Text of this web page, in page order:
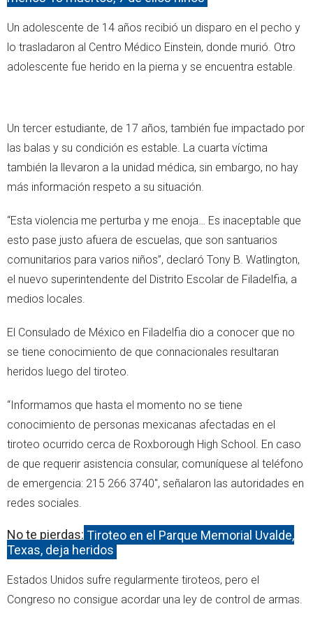
Un adolescente de 14 años recibió un disparo en el pecho y
lo trasladaron al Centro Médico Einstein, donde murió. Otro
adolescente fue herido en la pierna y se encuentra estable.
Un tercer estudiante, de 17 años, también fue impactado por
las balas y su condición es estable. La cuarta víctima
también la llevaron a la unidad médica, sin embargo, no hay
más información respeto a su situación.
“Esta violencia me perturba y me enoja… Es inaceptable que
esto pase justo afuera de escuelas, que son santuarios
comunitarios para varios niños”, declaró Tony B. Watlington,
el nuevo superintendente del Distrito Escolar de Filadelfia, a
medios locales.
El Consulado de México en Filadelfia dio a conocer que no
se tiene conocimiento de que connacionales resultaran
heridos luego del tiroteo.
“Informamos que hasta el momento no se tiene
conocimiento de personas mexicanas afectadas en el
tiroteo ocurrido cerca de Roxborough High School. En caso
de que requerir asistencia consular, comuníquese al teléfono
de emergencia: 215 266 3740", señalaron las autoridades en
redes sociales.
No te pierdas: Tiroteo en el Parque Memorial Uvalde,
Texas, deja heridos
Estados Unidos sufre regularmente tiroteos, pero el
Congreso no consigue acordar una ley de control de armas.